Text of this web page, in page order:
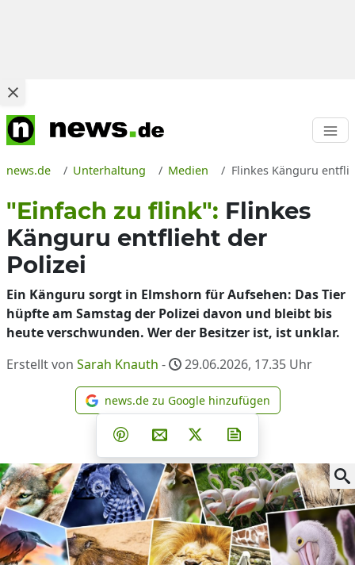
news.de Unterhaltung Medien Flinkes Känguru
"Einfach zu flink": Flinkes
Känguru entflieht der
Polizei
Ein Känguru sorgt in Elmshorn für Aufsehen: Das Tier
hüpfte am Samstag der Polizei davon und bleibt bis
heute verschwunden. Wer der Besitzer ist, ist unklar.
Erstellt von Sarah Knauth - 29.06.2026, 17.35 Uhr
news.de zu Google
news.de zu Google hinzufügen
Teilen auf Facebook
Teilen auf Whatsapp
Teilen auf Telegram
Teilen auf Pinterest
Per E-Mail teilen
Post auf X